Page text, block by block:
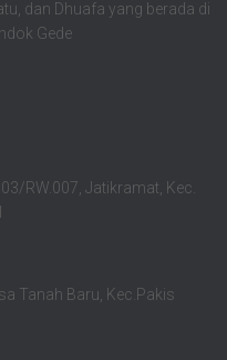
dan Dhuafa yang berada di
Gede
RW.007, Jatikramat, Kec.
Tanah Baru, Kec.Pakis